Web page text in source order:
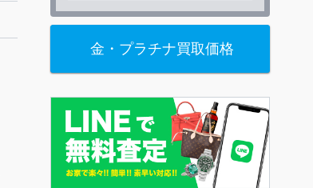
金・プラチナ買取価格